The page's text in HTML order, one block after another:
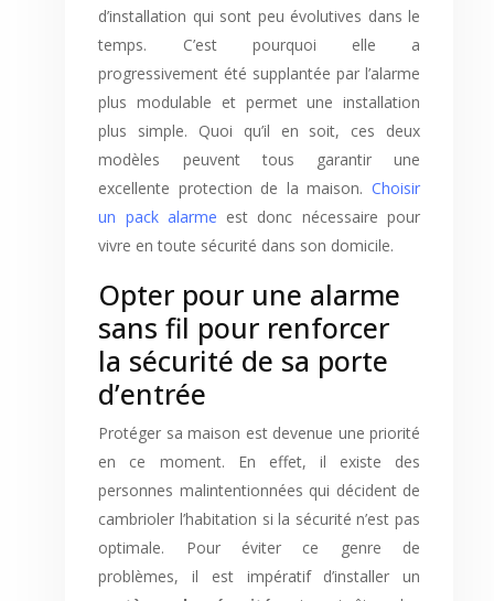
d’installation qui sont peu évolutives dans le
temps. C’est pourquoi elle a
progressivement été supplantée par l’alarme
plus modulable et permet une installation
plus simple. Quoi qu’il en soit, ces deux
modèles peuvent tous garantir une
excellente protection de la maison. Choisir
un pack alarme est donc nécessaire pour
vivre en toute sécurité dans son domicile.
Opter pour une alarme
sans fil pour renforcer
la sécurité de sa porte
d’entrée
Protéger sa maison est devenue une priorité
en ce moment. En effet, il existe des
personnes malintentionnées qui décident de
cambrioler l’habitation si la sécurité n’est pas
optimale. Pour éviter ce genre de
problèmes, il est impératif d’installer un